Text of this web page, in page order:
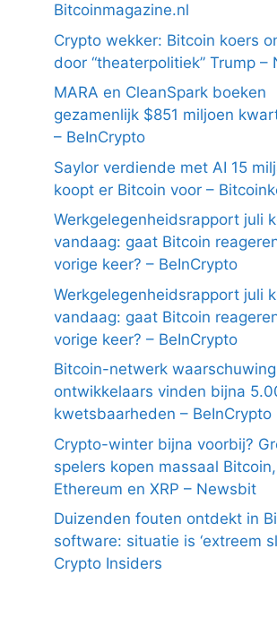
Bitcoinmagazine.nl
Crypto wekker: Bitcoin koers
door “theaterpolitiek” Trump –
MARA en CleanSpark boeken
gezamenlijk $851 miljoen
– BeInCrypto
Saylor verdiende met AI 15
koopt er Bitcoin voor –
Werkgelegenheidsrapport juli
vandaag: gaat Bitcoin
vorige keer? – BeInCrypto
Werkgelegenheidsrapport juli
vandaag: gaat Bitcoin
vorige keer? – BeInCrypto
Bitcoin-netwerk
ontwikkelaars vinden bijna
kwetsbaarheden – BeInCrypto
Crypto-winter bijna voorbij?
spelers kopen massaal Bitcoin,
Ethereum en XRP – Newsbit
Duizenden fouten ontdekt in
software: situatie is ‘extreem
Crypto Insiders